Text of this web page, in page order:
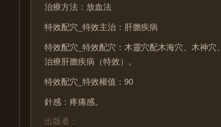
治療方法：放血法
特效配穴_特效主治：肝膽疾病
特效配穴_特效配穴：木靈穴配木海穴、木神穴
治療肝膽疾病（特效）。
特效配穴_特效權值：90
針感：疼痛感。
出版者：